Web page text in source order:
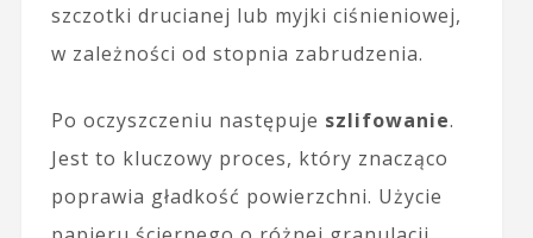
szczotki drucianej lub myjki ciśnieniowej,
w zależności od stopnia zabrudzenia.
Po oczyszczeniu następuje szlifowanie.
Jest to kluczowy proces, który znacząco
poprawia gładkość powierzchni. Użycie